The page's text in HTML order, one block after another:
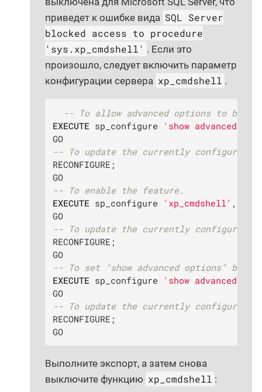
приведет к ошибке вида SQL Server
blocked access to procedure
'sys.xp_cmdshell' . Если это
произошло, следует включить параметр
конфигурации сервера xp_cmdshell .
-- To allow advanced options to be
EXECUTE sp_configure
'show advanced
GO
-- To update the currently configured
RECONFIGURE;
GO
-- To enable the feature.
EXECUTE sp_configure 'xp_cmdshell' ,
GO
-- To update the currently configured
RECONFIGURE;
GO
-- To set "show advanced options" back
EXECUTE sp_configure
'show advanced
GO
-- To update the currently configured
RECONFIGURE;
GO
Выполните экспорт, а затем снова
выключите функцию xp_cmdshell :